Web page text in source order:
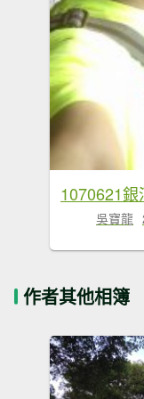
1070621
吳寶龍
作者其他相簿